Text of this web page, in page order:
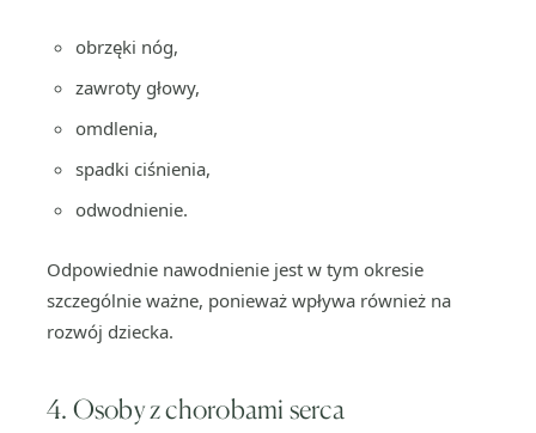
obrzęki nóg,
zawroty głowy,
omdlenia,
spadki ciśnienia,
odwodnienie.
Odpowiednie nawodnienie jest w tym okresie
szczególnie ważne, ponieważ wpływa również na
rozwój dziecka.
4. Osoby z chorobami serca